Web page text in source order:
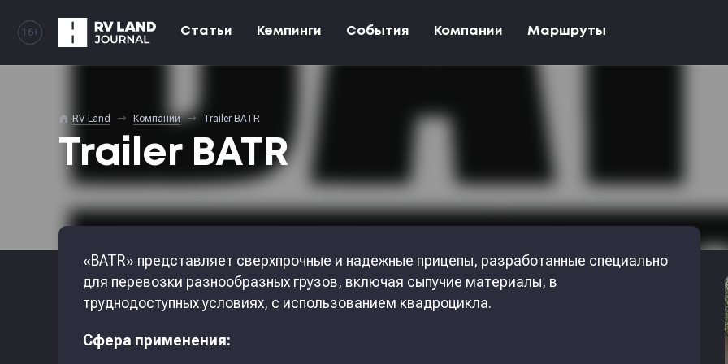
Статьи Кемпинги События Компании Маршруты
16+
home RV Land Компании Trailer BATR
Trailer BATR
«BATR» представляет сверхпрочные и надежные прицепы, разработанные специально
для перевозки разнообразных грузов, включая сыпучие материалы, в
труднодоступных условиях, с использованием квадроцикла.
Сфера применения: